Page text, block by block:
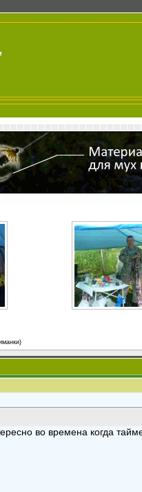
во времена когда